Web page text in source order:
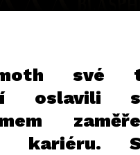
své
oslavili
kariéru.